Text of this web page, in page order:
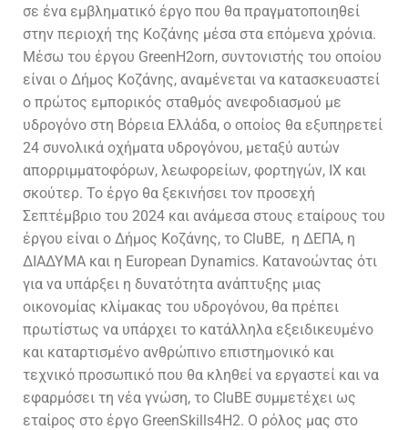
σε ένα εμβληματικό έργο που θα πραγματοποιηθεί
στην περιοχή της Κοζάνης μέσα στα επόμενα χρόνια.
Μέσω του έργου GreenH2orn, συντονιστής του οποίου
είναι ο Δήμος Κοζάνης, αναμένεται να κατασκευαστεί
ο πρώτος εμπορικός σταθμός ανεφοδιασμού με
υδρογόνο στη Βόρεια Ελλάδα, ο οποίος θα εξυπηρετεί
24 συνολικά οχήματα υδρογόνου, μεταξύ αυτών
απορριμματοφόρων, λεωφορείων, φορτηγών, ΙΧ και
σκούτερ. Το έργο θα ξεκινήσει τον προσεχή
Σεπτέμβριο του 2024 και ανάμεσα στους εταίρους του
έργου είναι ο Δήμος Κοζάνης, το CluBE, η ΔΕΠΑ, η
ΔΙΑΔΥΜΑ και η European Dynamics. Κατανοώντας ότι
για να υπάρξει η δυνατότητα ανάπτυξης μιας
οικονομίας κλίμακας του υδρογόνου, θα πρέπει
πρωτίστως να υπάρχει το κατάλληλα εξειδικευμένο
και καταρτισμένο ανθρώπινο επιστημονικό και
τεχνικό προσωπικό που θα κληθεί να εργαστεί και να
εφαρμόσει τη νέα γνώση, το CluBE συμμετέχει ως
εταίρος στο έργο GreenSkills4H2. Ο ρόλος μας στο